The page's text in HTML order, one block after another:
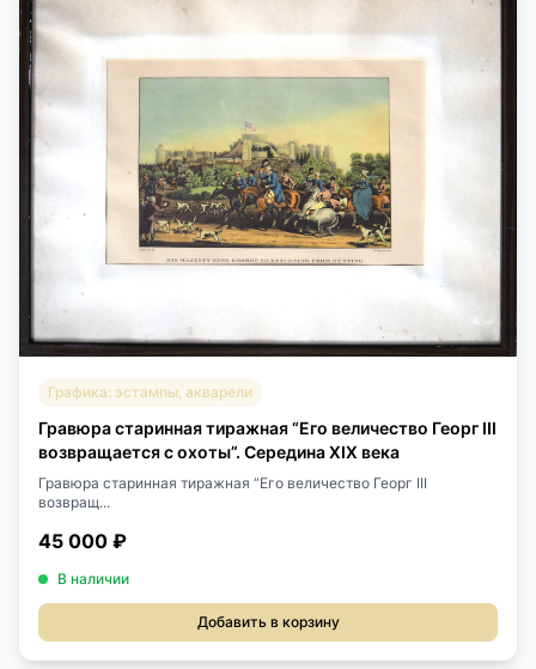
Графика: эстампы, акварели
Гравюра старинная тиражная “Его величество Георг III
возвращается с охоты”. Середина XIX века
Гравюра старинная тиражная “Его величество Георг III
возвращ...
45 000 ₽
В наличии
Добавить в корзину